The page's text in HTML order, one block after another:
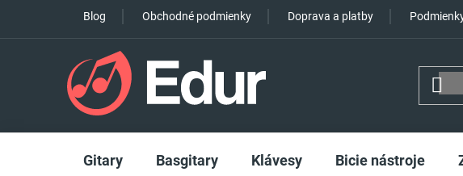
obsah
Blog Obchodné podmienky Doprava a platby
Gitary Basgitary Klávesy Bicie nástroje